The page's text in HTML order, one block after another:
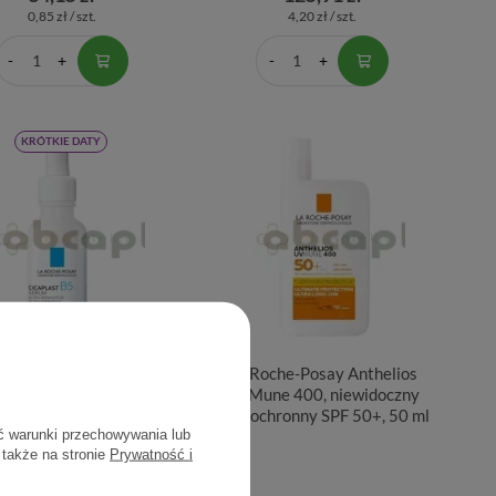
0,85 zł / szt. 4,20 zł / szt.
KRÓTKIE DATY
La Roche-Posay Anthelios
UVMune 400, niewidoczny
fluid ochronny SPF 50+, 50 ml
warunki przechowywania lub
na stronie Prywatność i